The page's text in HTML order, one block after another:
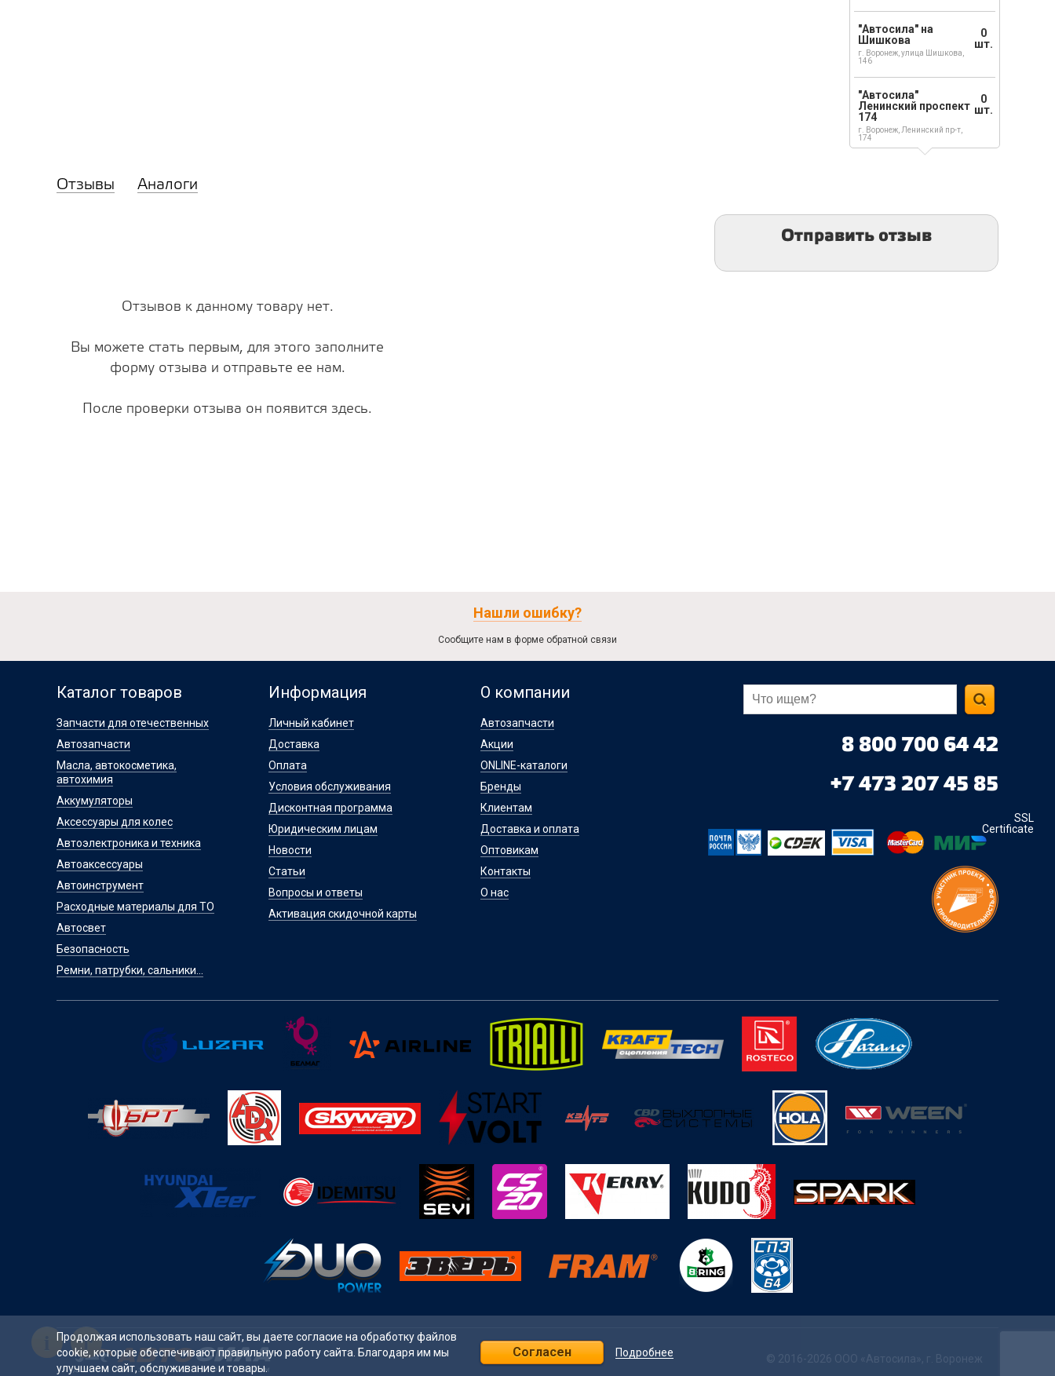
"Автосила" на
Шишкова
г. Воронеж, улица Шишкова,
146
0
шт.
"Автосила"
Ленинский проспект
174
г. Воронеж, Ленинский пр-т,
174
0
шт.
Отзывы Аналоги
Отзывов к данному товару нет.
Вы можете стать первым, для этого заполните
форму отзыва и отправьте ее нам.
После проверки отзыва он появится здесь.
Отправить отзыв
Нашли ошибку?
Сообщите нам в форме обратной связи
Каталог товаров
Запчасти для отечественных
Автозапчасти
Масла, автокосметика,
автохимия
Аккумуляторы
Аксессуары для колес
Автоэлектроника и техника
Автоаксессуары
Автоинструмент
Расходные материалы для ТО
Автосвет
Безопасность
Ремни, патрубки, сальники...
Информация
Личный кабинет
Доставка
Оплата
Условия обслуживания
Дисконтная программа
Юридическим лицам
Новости
Статьи
Вопросы и ответы
Активация скидочной карты
О компании
Автозапчасти
Акции
ONLINE-каталоги
Бренды
Клиентам
Доставка и оплата
Оптовикам
Контакты
О нас
8 800 700 64 42
+7 473 207 45 85
SSL
Certificate
© 2016-2026 ООО «Автосила», г. Воронеж
Продолжая использовать наш сайт, вы даете согласие на обработку файлов
cookie, которые обеспечивают правильную работу сайта. Благодаря им мы
улучшаем сайт, обслуживание и товары.
Согласен Подробнее